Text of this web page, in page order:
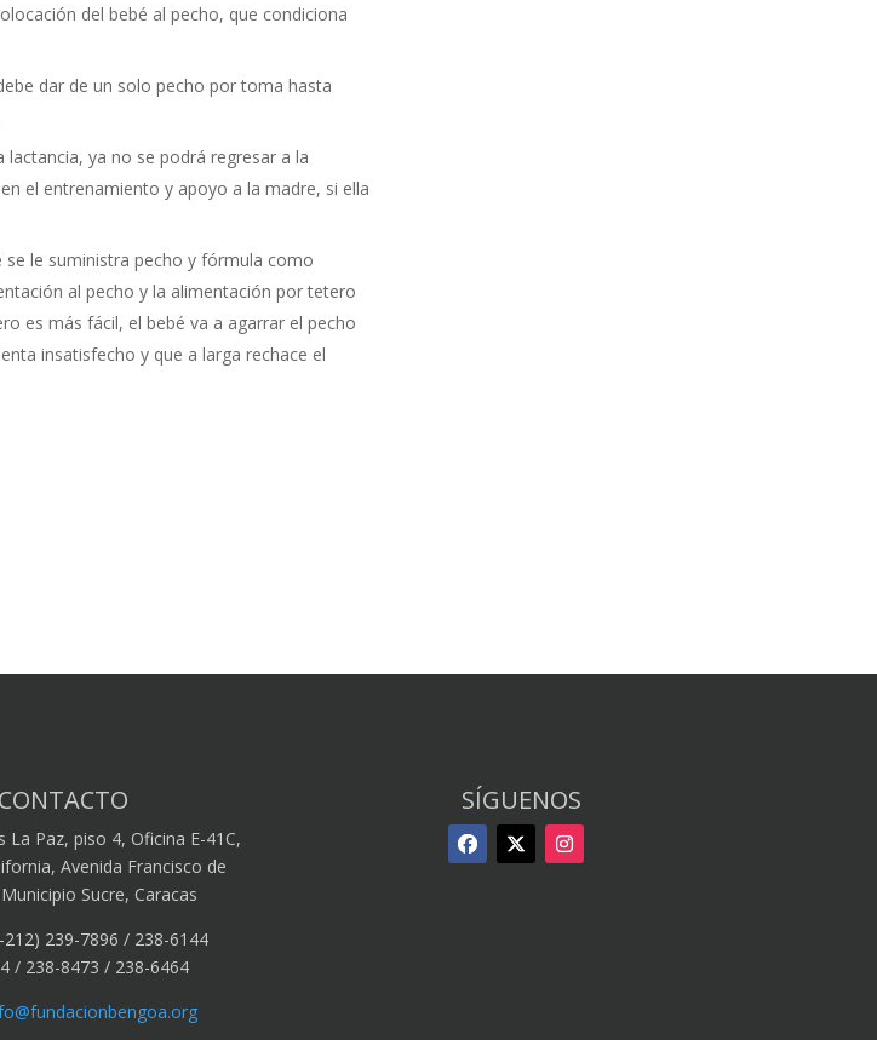
del bebé al pecho, que condiciona
dar de un solo pecho por toma hasta
ya no se podrá regresar a la
el entrenamiento y apoyo a la madre, si ella
se le suministra pecho y fórmula como
al pecho y la alimentación por tetero
es más fácil, el bebé va a agarrar el pecho
insatisfecho y que a larga rechace el
CONTACTO
La Paz, piso 4, Oficina E-41C,
Avenida Francisco de
Sucre, Caracas
212) 239-7896 / 238-6144
/ 238-8473 / 238-6464
SÍGUENOS